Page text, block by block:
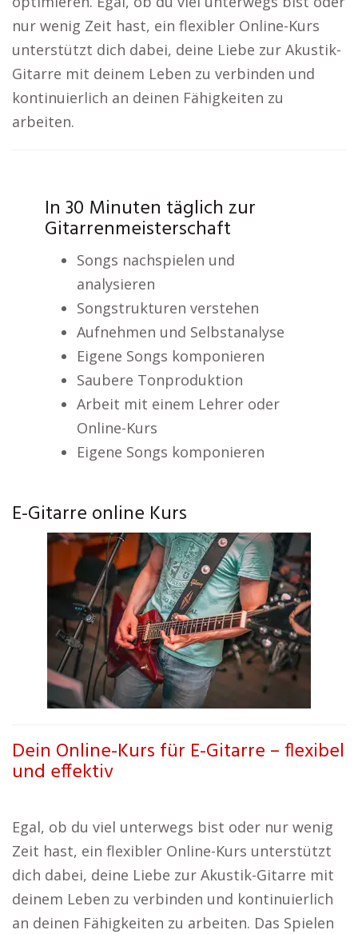
nur wenig Zeit hast, ein flexibler Online-Kurs
unterstützt dich dabei, deine Liebe zur Akustik-
Gitarre mit deinem Leben zu verbinden und
kontinuierlich an deinen Fähigkeiten zu
arbeiten.
In 30 Minuten täglich zur
Gitarrenmeisterschaft
Songs nachspielen und
analysieren
Songstrukturen verstehen
Aufnehmen und Selbstanalyse
Eigene Songs komponieren
Saubere Tonproduktion
Arbeit mit einem Lehrer oder
Online-Kurs
Eigene Songs komponieren
E-Gitarre online Kurs
Dein Online-Kurs für E-Gitarre – flexibel
und effektiv
Egal, ob du viel unterwegs bist oder nur wenig
Zeit hast, ein flexibler Online-Kurs unterstützt
dich dabei, deine Liebe zur Akustik-Gitarre mit
deinem Leben zu verbinden und kontinuierlich
an deinen Fähigkeiten zu arbeiten. Das Spielen